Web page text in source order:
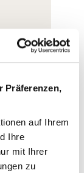
Präferenzen,
auf Ihrem
Ihre
mit Ihrer
zu